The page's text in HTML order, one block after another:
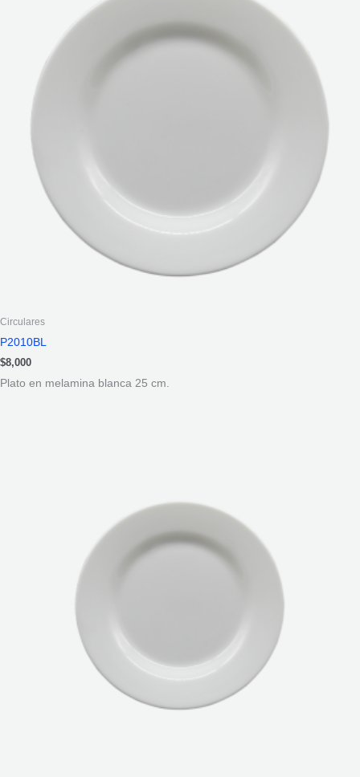
Circulares
P2010BL
$8,000
Plato en melamina blanca 25 cm.